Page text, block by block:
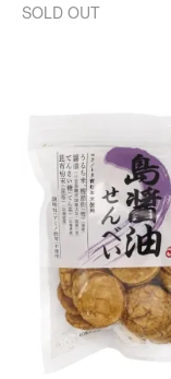
SOLD OUT